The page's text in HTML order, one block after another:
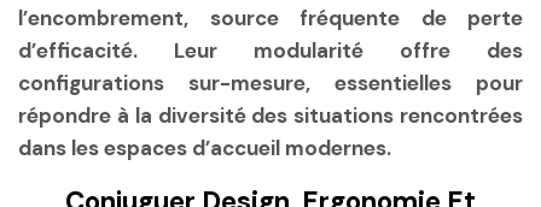
l’encombrement, source fréquente de perte
d’efficacité. Leur modularité offre des
configurations sur-mesure, essentielles pour
répondre à la diversité des situations rencontrées
dans les espaces d’accueil modernes.